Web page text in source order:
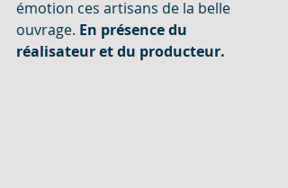
émotion ces artisans de la belle
ouvrage. En présence du
réalisateur et du producteur.